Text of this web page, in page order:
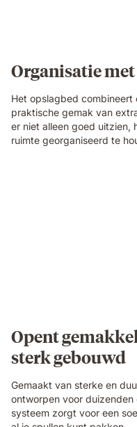
Organisatie
Het opslagbed combineert
praktische gemak van
er niet alleen goed uitzien,
ruimte georganiseerd te
Opent
sterk gebouwd
Gemaakt van sterke en
ontworpen voor
systeem zorgt voor een